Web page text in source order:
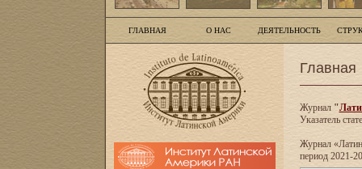
ГЛАВНАЯ О НАС ДЕЯТЕЛЬНОСТЬ
Главная
Журнал"
Указатель
Журнал
период 2021-